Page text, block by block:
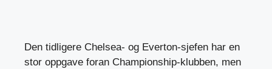
Den tidligere Chelsea- og Everton-sjefen har en
stor oppgave foran Championship-klubben, men